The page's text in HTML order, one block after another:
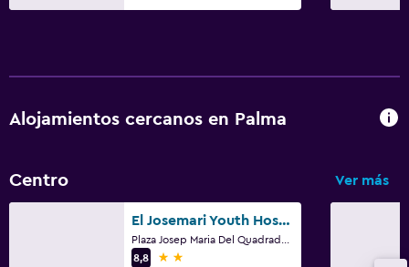
Alojamientos cercanos en Palma
Centro Ver más
El Josemari Youth Hostel - Albergue Juvenil
8,8
2 estrellas